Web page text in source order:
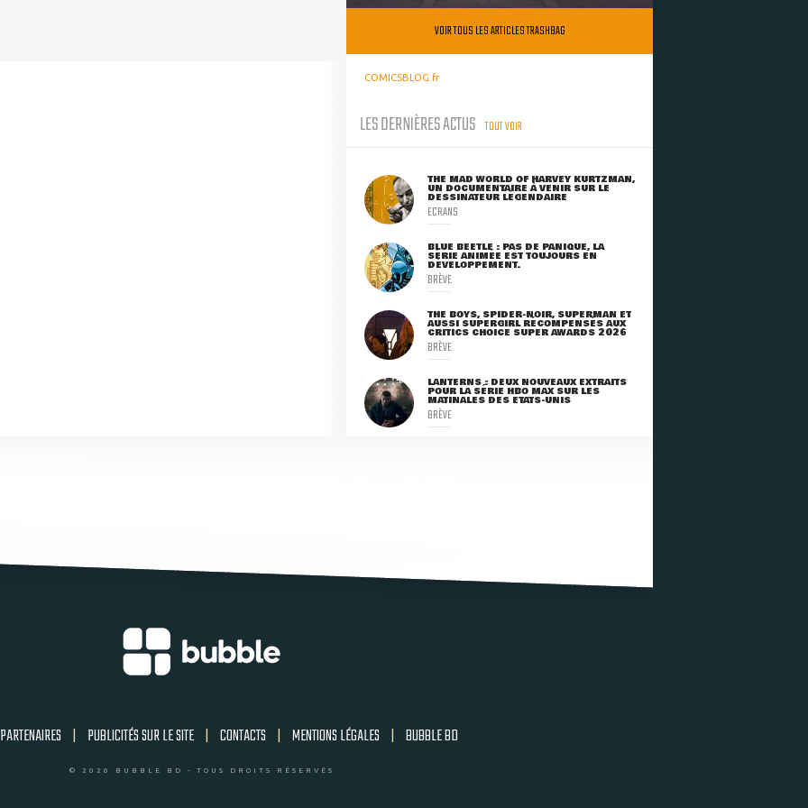
VOIR TOUS LES ARTICLES TRASHBAG
COMICSBLOG.fr
LES DERNIÈRES ACTUS TOUT VOIR
THE MAD WORLD OF HARVEY KURTZMAN,
UN DOCUMENTAIRE À VENIR SUR LE
DESSINATEUR LÉGENDAIRE
ECRANS
BLUE BEETLE : PAS DE PANIQUE, LA
SÉRIE ANIMÉE EST TOUJOURS EN
DÉVELOPPEMENT.
BRÈVE
THE BOYS, SPIDER-NOIR, SUPERMAN ET
AUSSI SUPERGIRL RÉCOMPENSÉS AUX
CRITICS CHOICE SUPER AWARDS 2026
BRÈVE
LANTERNS : DEUX NOUVEAUX EXTRAITS
POUR LA SÉRIE HBO MAX SUR LES
MATINALES DES ETATS-UNIS
BRÈVE
PARTENAIRES | PUBLICITÉS SUR LE SITE | CONTACTS | MENTIONS LÉGALES | BUBBLE BD
© 2026 BUBBLE BD - TOUS DROITS RÉSERVÉS